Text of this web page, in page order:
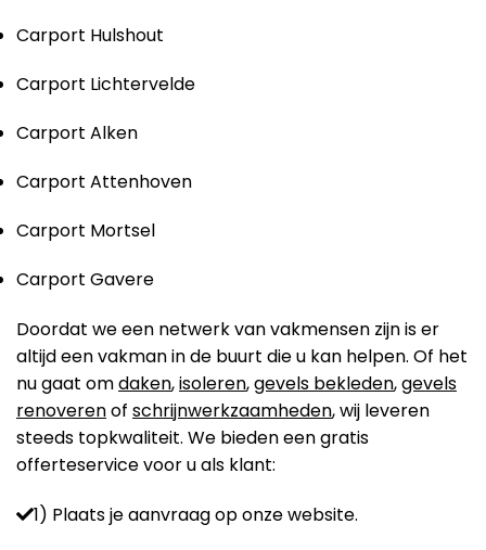
Carport Hulshout
Carport Lichtervelde
Carport Alken
Carport Attenhoven
Carport Mortsel
Carport Gavere
Doordat we een netwerk van vakmensen zijn is er
altijd een vakman in de buurt die u kan helpen. Of het
nu gaat omdaken,isoleren,gevels bekleden,gevels
renoverenof schrijnwerkzaamheden, wij leveren
steeds topkwaliteit. We bieden een gratis
offerteservice voor u als klant:
1) Plaats je aanvraag op onze website.